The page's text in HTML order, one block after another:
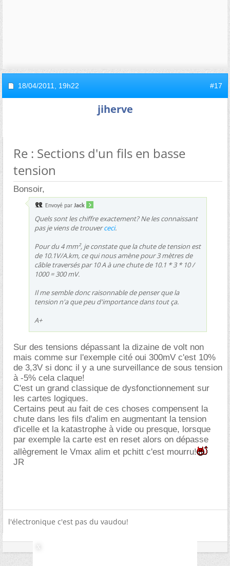
18/04/2011, 19h22 #17
jiherve
Re : Sections d'un fils en basse
tension
Bonsoir,
Envoyé par Jack
Quels sont les chiffre exactement? Ne les connaissant
pas je viens de trouverceci.
Pour du 4 mm², je constate que la chute de tension est
de 10.1V/A.km, ce qui nous amène pour 3 mètres de
câble traversés par 10 A à une chute de 10.1 * 3 * 10 /
1000 = 300 mV.
Il me semble donc raisonnable de penser que la
tension n'a que peu d'importance dans tout ça.
A+
Sur des tensions dépassant la dizaine de volt non
mais comme sur l'exemple cité oui 300mV c'est 10%
de 3,3V si donc il y a une surveillance de sous tension
à -5% cela claque!
C'est un grand classique de dysfonctionnement sur
les cartes logiques.
Certains peut au fait de ces choses compensent la
chute dans les fils d'alim en augmentant la tension
d'icelle et la katastrophe à vide ou presque, lorsque
par exemple la carte est en reset alors on dépasse
allègrement le Vmax alim et pchitt c'est mourru!
JR
l'électronique c'est pas du vaudou!